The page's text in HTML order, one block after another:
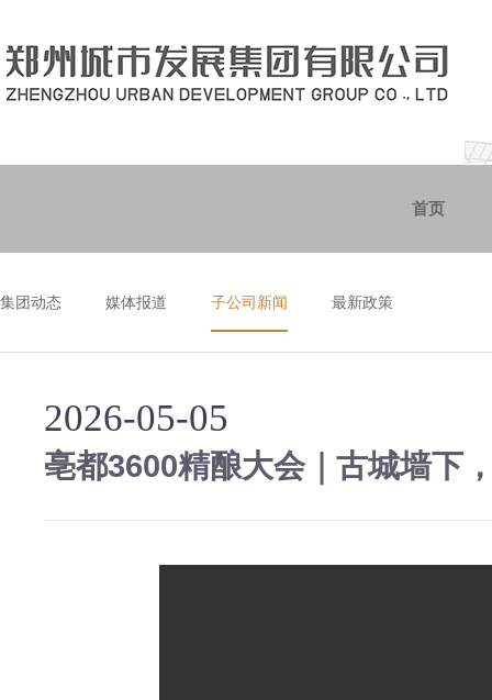
首页
集团动态 媒体报道 子公司新闻 最新政策
2026-05-05
亳都3600精酿大会｜古城墙下